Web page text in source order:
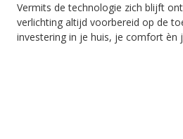
Vermits de technologie zich blijft
verlichting altijd voorbereid op de
investering in je huis, je comfort èn